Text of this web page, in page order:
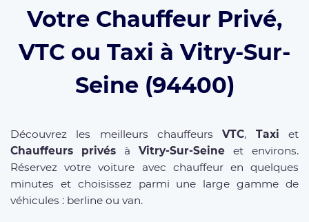
Votre Chauffeur Privé,
VTC ou Taxi à Vitry-Sur-
Seine (94400)
Découvrez les meilleurs chauffeursVTC, Taxi et
Chauffeurs privés à Vitry-Sur-Seine et environs.
Réservez votre voiture avec chauffeur en quelques
minutes et choisissez parmi une large gamme de
véhicules : berline ou van.